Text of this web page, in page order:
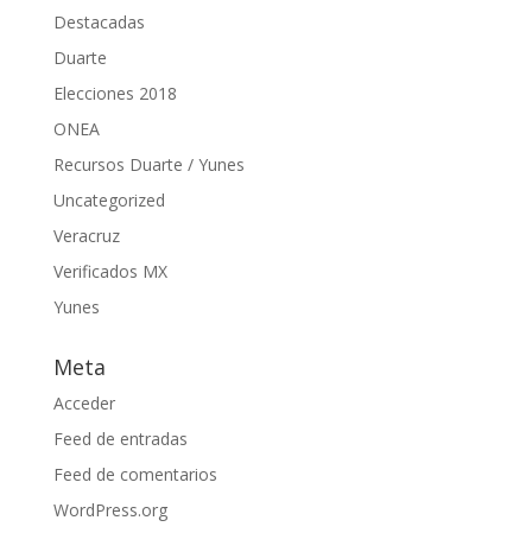
Destacadas
Duarte
Elecciones 2018
ONEA
Recursos Duarte / Yunes
Uncategorized
Veracruz
Verificados MX
Yunes
Meta
Acceder
Feed de entradas
Feed de comentarios
WordPress.org